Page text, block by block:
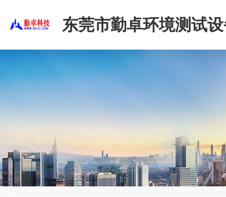
东莞市勤卓环境测试
公司